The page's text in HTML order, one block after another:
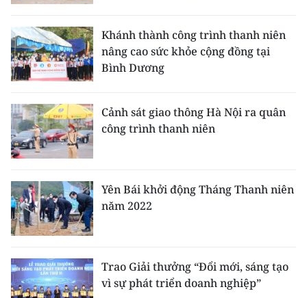
NHÂN DÂN HẰNG THÁNG
MUA BÁO
ĐỌC BÁO IN
ENGLISH
中文
FRANÇAIS
ESPAÑOL
Khánh thành công trình thanh niên
nâng cao sức khỏe cộng đồng tại
Bình Dương
Cảnh sát giao thông Hà Nội ra quân
công trình thanh niên
Yên Bái khởi động Tháng Thanh niên
năm 2022
Trao Giải thưởng “Đổi mới, sáng tạo
vì sự phát triển doanh nghiệp”